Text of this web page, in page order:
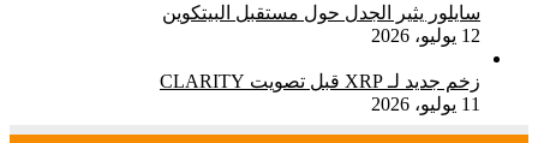
سايلور يثير الجدل حول مستقبل البيتكوين
12 يوليو، 2026
زخم جديد لـ XRP قبل تصويت CLARITY
11 يوليو، 2026